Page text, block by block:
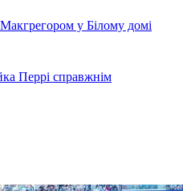
у Білому домі
Перрі справжнім